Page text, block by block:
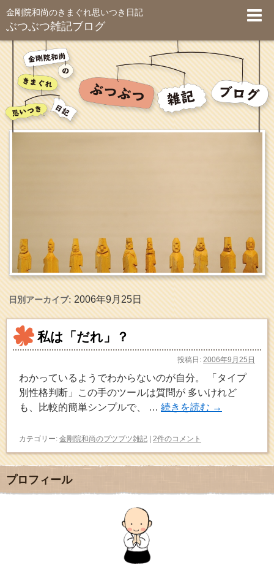
金剛院和尚のきまぐれ思いつき日記
ぶつぶつ雑記ブログ
日別アーカイブ:2006年9月25日
私は「だれ」？
投稿日: 2006年9月25日
わかっているようでわからないのが自分。 「タイプ
別性格判断」この手のツールは質問が 多いけれど
も、比較的簡単シンプルで、 … 続きを読む →
カテゴリー: 金剛院和尚のブツブツ雑記 | 2件のコメント
プロフィール